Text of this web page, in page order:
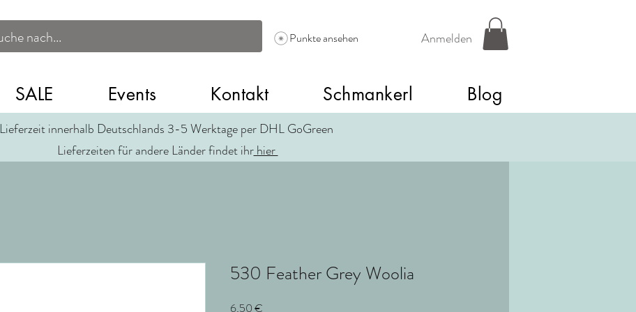
Anmelden
Punkte ansehen
SALE Events Kontakt Schmankerl Blog
Lieferzeit innerhalb Deutschlands 3-5 Werktage per DHL GoGreen
Lieferzeiten für andere Länder findet ihrhier
530 Feather Grey Woolia
6,50 €